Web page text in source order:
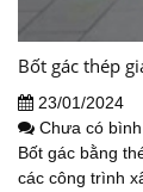
Bốt gác thép
23/01/2024
Chưa có
Bốt gác bằng
các công trình